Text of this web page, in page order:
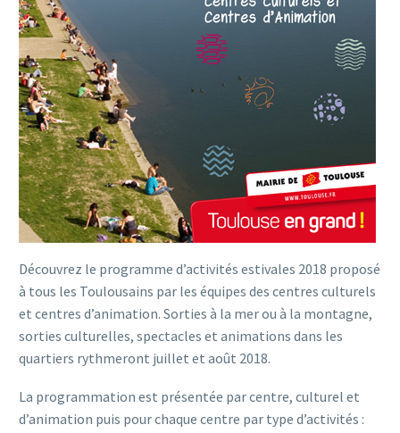
Découvrez le programme d’activités estivales 2018 proposé
à tous les Toulousains par les équipes des centres culturels
et centres d’animation. Sorties à la mer ou à la montagne,
sorties culturelles, spectacles et animations dans les
quartiers rythmeront juillet et août 2018.
La programmation est présentée par centre, culturel et
d’animation puis pour chaque centre par type d’activités :